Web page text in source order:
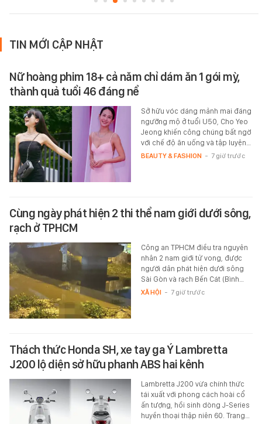
TIN MỚI CẬP NHẬT
Nữ hoàng phim 18+ cả năm chỉ dám ăn 1 gói mỳ,
thành quả tuổi 46 đáng nể
Sở hữu vóc dáng mảnh mai đáng
ngưỡng mộ ở tuổi U50, Cho Yeo
Jeong khiến công chúng bất ngờ
với chế độ ăn uống và tập luyện…
BEAUTY & FASHION - 7 giờ trước
Cùng ngày phát hiện 2 thi thể nam giới dưới sông,
rạch ở TPHCM
Công an TPHCM điều tra nguyên
nhân 2 nam giới tử vong, được
người dân phát hiện dưới sông
Sài Gòn và rạch Bến Cát (Bình…
XÃ HỘI - 7 giờ trước
Thách thức Honda SH, xe tay ga Ý Lambretta
J200 lộ diện sở hữu phanh ABS hai kênh
Lambretta J200 vừa chính thức
tái xuất với phong cách hoài cổ
ấn tượng, hồi sinh dòng J-Series
huyền thoại thập niên 60. Trang…